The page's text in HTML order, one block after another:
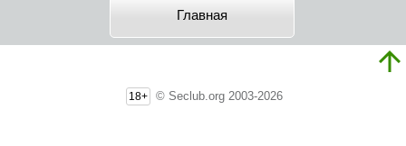
Главная
18+ © Seclub.org 2003-2026